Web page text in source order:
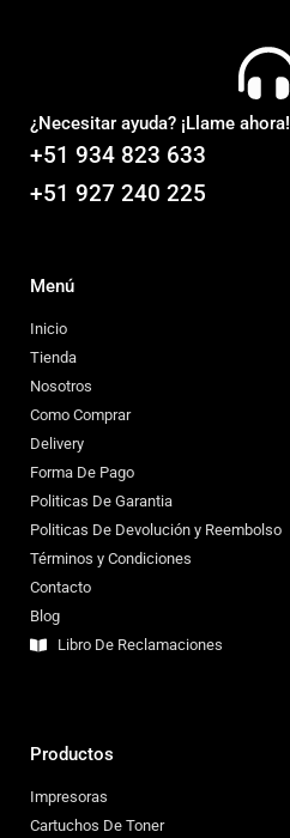
¿Necesitar ayuda? ¡Llame ahora!
+51 934 823 633
+51 927 240 225
Menú
Inicio
Tienda
Nosotros
Como Comprar
Delivery
Forma De Pago
Politicas De Garantia
Politicas De Devolución y Reembolso
Términos y Condiciones
Contacto
Blog
Libro De Reclamaciones
Productos
Impresoras
Cartuchos De Toner